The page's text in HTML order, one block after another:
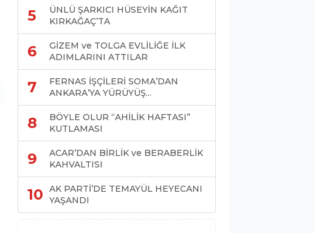
5
ÜNLÜ ŞARKICI HÜSEYİN KAĞIT
KIRKAĞAÇ’TA
6
GİZEM ve TOLGA EVLİLİĞE İLK
ADIMLARINI ATTILAR
7
FERNAS İŞÇİLERİ SOMA’DAN
ANKARA’YA YÜRÜYÜŞ...
8
BÖYLE OLUR “AHİLİK HAFTASI”
KUTLAMASI
9
ACAR’DAN BİRLİK ve BERABERLİK
KAHVALTISI
10
AK PARTİ’DE TEMAYÜL HEYECANI
YAŞANDI